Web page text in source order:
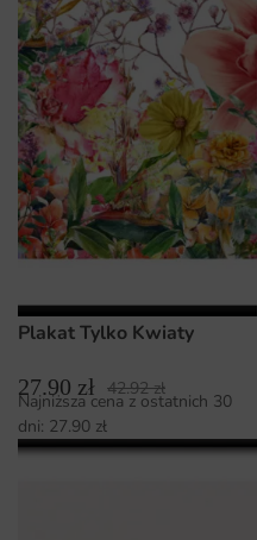
Plakat Tylko Kwiaty
27.90 zł 42.92zł
Najniższa cena z ostatnich 30
dni: 27.90 zł